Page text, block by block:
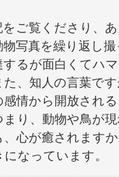
をご覧くださり、
写真を繰り返し
するが面白くてハ
た、知人の言葉で
感情から開放され
まり、動物や鳥が
、心が癒されます
なっています。